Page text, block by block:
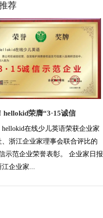
荐
hellokid荣膺“3·15诚信
hellokid在线少儿英语荣获企业家
、浙江企业家理事会联合评比的
示范企业荣誉表彰。 企业家日报
江企业家...